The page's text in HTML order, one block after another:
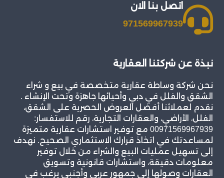
اتصل بنا الان
971569967939
نبذة عن شركتنا العقارية
نحن شركة وساطة عقارية متخصصة في بيع و شراء
الشقق والفلل في دبي وأحيائها جاهزة وتحت الإنشاء .
نقدم لعملائنا أفضل العروض الحصرية على الشقق،
الفلل، الأراضي، والعقارات التجارية، رقم للاستفسار:
00971569967939 مع توفير استشارات عقارية متميزة
لمساعدتك في اتخاذ قرارك الاستثماري الصحيح. نهدف
إلى تسهيل عمليات البيع والشراء من خلال توفير
معلومات دقيقة، واستشارات قانونية وتسويق
العقارات وصولها إلى جمهور عربي وأجنبي يرغب في